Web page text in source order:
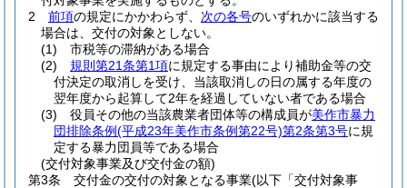
2
前項の規定にかかわらず、 次の各号のいずれかに該当する
場合は、交付の対象としない。
(1)
市税等の滞納がある場合
(2)
規則第21条第1項に規定する事由により補助金等の交
付決定の取消しを受け、当該取消しの日の属する年度の
翌年度から起算して2年を経過していない者である場合
(3)
役員その他の当該農業者団体等の構成員が美作市暴力
団排除条例(平成23年美作市条例第22号)第2条第3号に規
定する暴力団員等である場合
(交付対象事業及び交付金の額)
第3条
交付金の交付の対象となる事業(以下「交付対象事